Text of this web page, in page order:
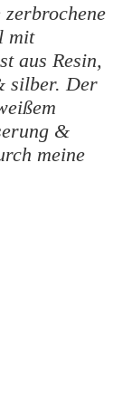
mit
aus Resin,
silber. Der
&
meine